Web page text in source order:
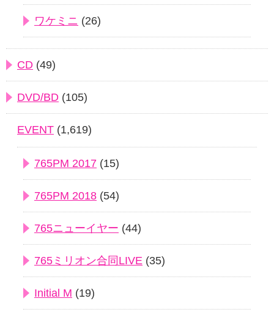
ワケミニ (26)
CD (49)
DVD/BD (105)
EVENT (1,619)
765PM 2017 (15)
765PM 2018 (54)
765ニューイヤー (44)
765ミリオン合同LIVE (35)
Initial M (19)